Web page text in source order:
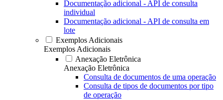
Documentação adicional - API de consulta
individual
Documentação adicional - API de consulta em
lote
Exemplos Adicionais
Exemplos Adicionais
Anexação Eletrônica
Anexação Eletrônica
Consulta de documentos de uma operação
Consulta de tipos de documentos por tipo
de operação